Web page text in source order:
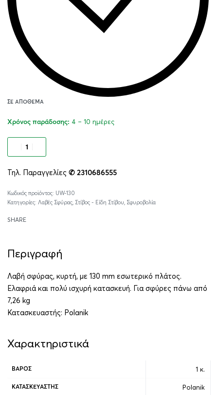
ΣΕ ΑΠΌΘΕΜΑ
Χρόνος παράδοσης: 4 – 10 ημέρες
Τηλ. Παραγγελίες ✆ 2310686555
UW-130
Κατηγορίες: Λαβές Σφύρας Στίβος - Είδη Στίβου Σφυροβολία
SHARE
Περιγραφή
Λαβή σφύρας, κυρτή, με 130 mm εσωτερικό πλάτος.
Ελαφριά και πολύ ισχυρή κατασκευή. Για σφύρες πάνω από
7,26 kg
Κατασκευαστής: Polanik
Χαρακτηριστικά
ΒΆΡΟΣ 1 κ.
ΚΑΤΑΣΚΕΥΑΣΤΉΣ Polanik